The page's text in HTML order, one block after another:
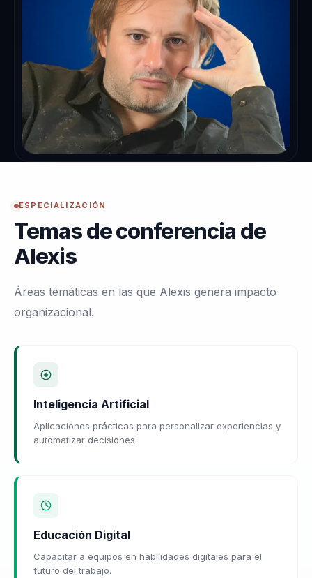
ESPECIALIZACIÓN
Temas de conferencia de
Alexis
Áreas temáticas en las que Alexis genera impacto
organizacional.
Inteligencia Artificial
Aplicaciones prácticas para personalizar experiencias y
automatizar decisiones.
Educación Digital
Capacitar a equipos en habilidades digitales para el
futuro del trabajo.